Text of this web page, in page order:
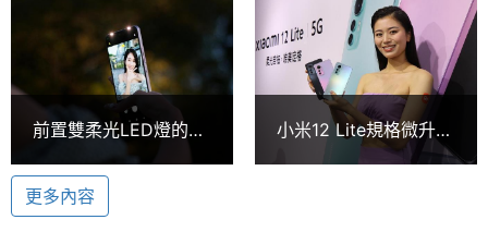
援 5G 與雙卡雙待、Wi-Fi 6、藍牙 5.2、NFC、紅外
線遙控等功能。
1.08 億畫素三鏡頭
Xiaomi 12 Lite 後置三鏡頭主相機，分別為 1.08 億畫
素主鏡頭（1/1.52 吋三星 HM2 感光元件、0.7μm 像
素尺寸、2.1μm 九合一 Super Pixel 像素合併）+ 800
處理器
8
圖形處
理器
Adreno 642L
RAM記
憶體
前置雙柔光LED燈的小
米手機 Xiaomi 12 Lite
開箱
小米12 Lite規格微升
級！預購禮小米手環7
更多內容